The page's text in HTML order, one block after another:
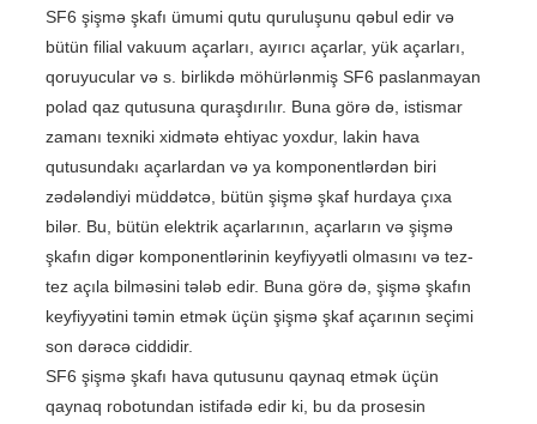
SF6 şişmə şkafı ümumi qutu quruluşunu qəbul edir və
bütün filial vakuum açarları, ayırıcı açarlar, yük açarları,
qoruyucular və s. birlikdə möhürlənmiş SF6 paslanmayan
polad qaz qutusuna quraşdırılır. Buna görə də, istismar
zamanı texniki xidmətə ehtiyac yoxdur, lakin hava
qutusundakı açarlardan və ya komponentlərdən biri
zədələndiyi müddətcə, bütün şişmə şkaf hurdaya çıxa
bilər. Bu, bütün elektrik açarlarının, açarların və şişmə
şkafın digər komponentlərinin keyfiyyətli olmasını və tez-
tez açıla bilməsini tələb edir. Buna görə də, şişmə şkafın
keyfiyyətini təmin etmək üçün şişmə şkaf açarının seçimi
son dərəcə ciddidir.
SF6 şişmə şkafı hava qutusunu qaynaq etmək üçün
qaynaq robotundan istifadə edir ki, bu da prosesin